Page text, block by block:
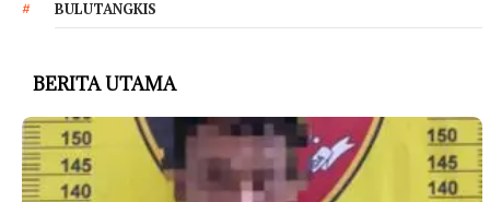
BULUTANGKIS
BERITA UTAMA